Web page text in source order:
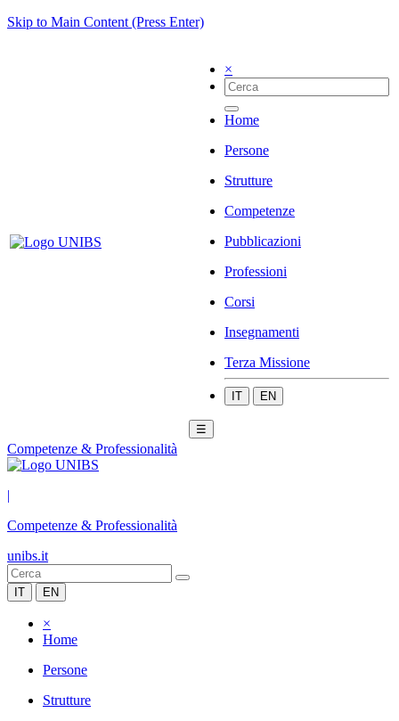
Skip to Main Content (Press Enter)
×
Home
Persone
Strutture
Competenze
Pubblicazioni
Professioni
Corsi
Insegnamenti
Terza Missione
IT EN
☰
Competenze & Professionalità
|
Competenze & Professionalità
unibs.it
IT EN
×
Home
Persone
Strutture